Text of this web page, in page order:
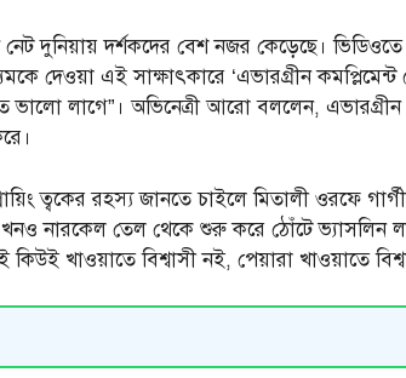
নেট দুনিয়ায় দর্শকদের বেশ নজর কেড়েছে।
দেওয়া এই সাক্ষাৎকারে ‘এভারগ্রীন
লাগে”। অভিনেত্রী আরো বললেন,
ত্বকের রহস্য জানতে চাইলে মিতালী ওরফে
নারকেল তেল থেকে শুরু করে ঠোঁটে ভ্যাসলিন
খাওয়াতে বিশ্বাসী নই, পেয়ারা খাওয়াতে